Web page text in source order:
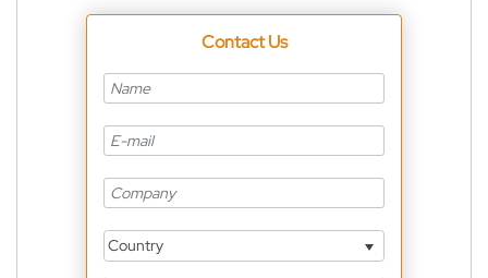
Contact Us
Country